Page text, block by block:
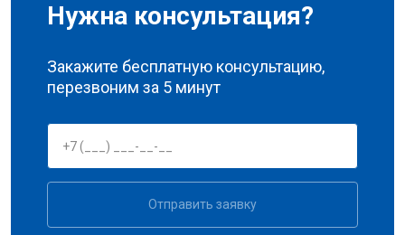
Нужна консультация?
Закажите бесплатную консультацию,
перезвоним за 5 минут
Отправить заявку